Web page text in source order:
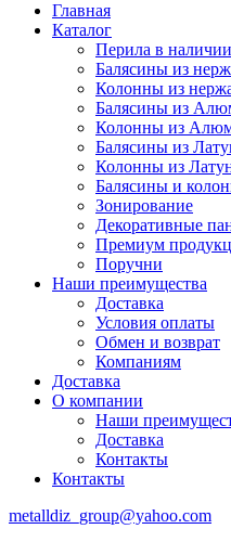
Главная
Каталог
Перила в наличии
Балясины из
Колонны из
Балясины из
Колонны из
Балясины из
Колонны из
Балясины и
Зонирование
Декоративные
Премиум
Поручни
Наши преимущества
Доставка
Условия оплаты
Обмен и возврат
Компаниям
Доставка
О компании
Наши
Доставка
Контакты
Контакты
metalldiz_group@yahoo.com